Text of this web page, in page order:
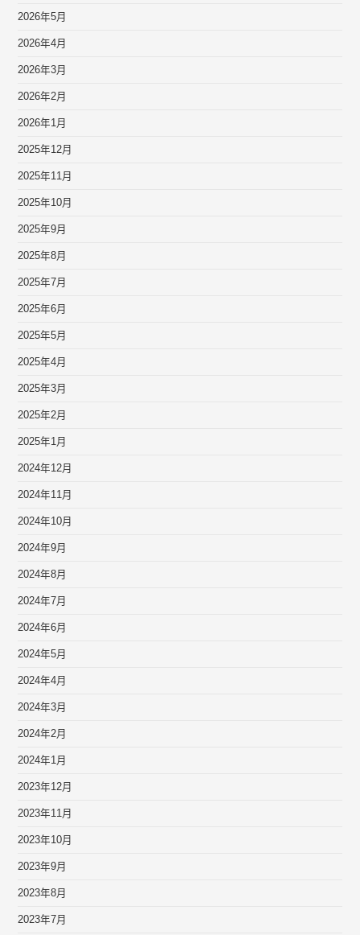
2026年5月
2026年4月
2026年3月
2026年2月
2026年1月
2025年12月
2025年11月
2025年10月
2025年9月
2025年8月
2025年7月
2025年6月
2025年5月
2025年4月
2025年3月
2025年2月
2025年1月
2024年12月
2024年11月
2024年10月
2024年9月
2024年8月
2024年7月
2024年6月
2024年5月
2024年4月
2024年3月
2024年2月
2024年1月
2023年12月
2023年11月
2023年10月
2023年9月
2023年8月
2023年7月